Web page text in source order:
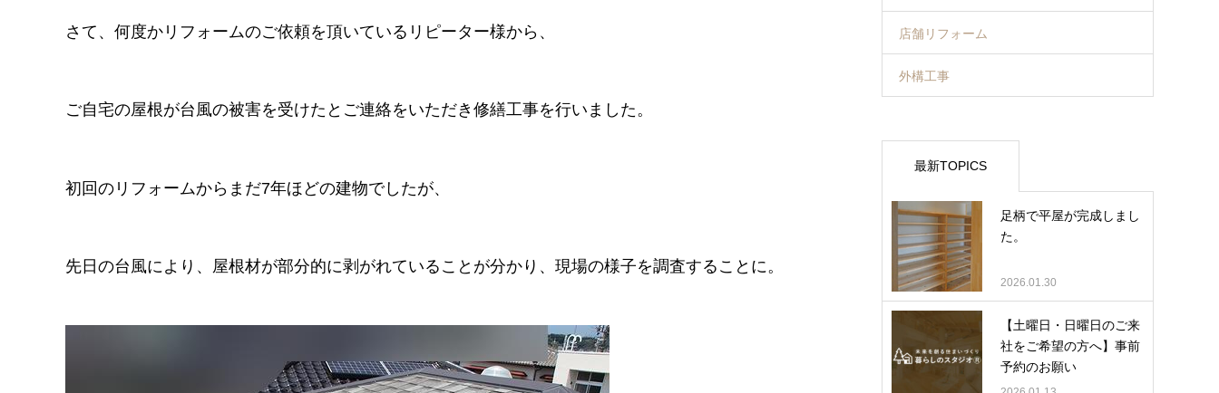
さて、何度かリフォームのご依頼を頂いているリピーター様から、
ご自宅の屋根が台風の被害を受けたとご連絡をいただき修繕工事を行いました。
初回のリフォームからまだ7年ほどの建物でしたが、
先日の台風により、屋根材が部分的に剥がれていることが分かり、現場の様子を調査することに。
店舗リフォーム
外構工事
最新TOPICS
足柄で平屋が完成しまし
た。
2026.01.30
【土曜日・日曜日のご来
社をご希望の方へ】事前
予約のお願い